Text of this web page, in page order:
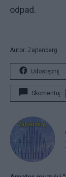
odpad.
Autor: Zajtenberg
Udostępnij
Skomentuj